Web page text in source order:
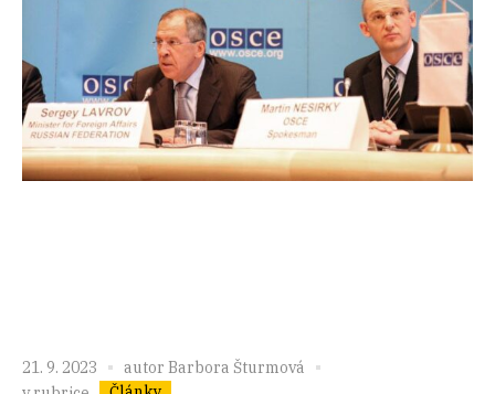
21. 9. 2023 autor Barbora Šturmová